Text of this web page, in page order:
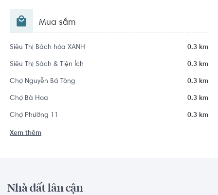
Mua sắm
Siêu Thị Bách hóa XANH 0.3 km
Siêu Thị Sách & Tiện Ích 0.3 km
Chợ Nguyễn Bá Tòng 0.3 km
Chợ Bà Hoa 0.3 km
Chợ Phường 11 0.3 km
Xem thêm
Nhà đất lân cận